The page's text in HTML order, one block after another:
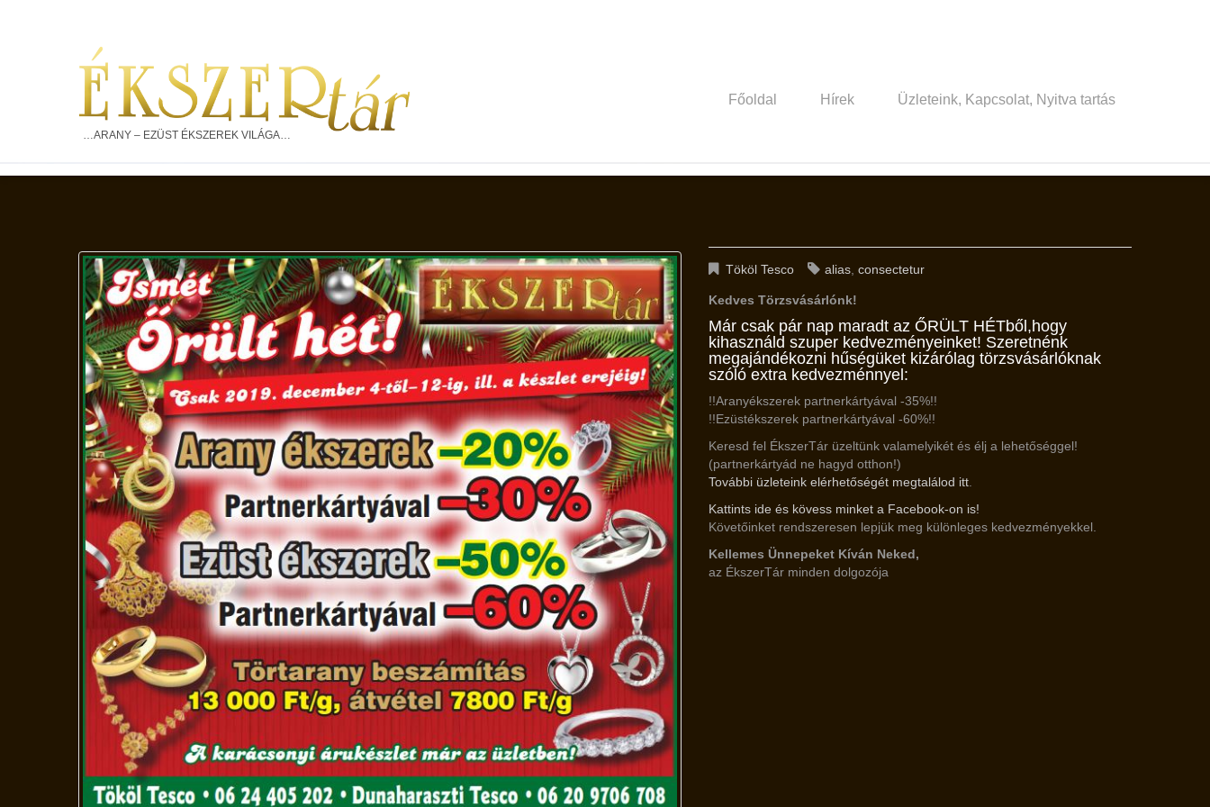
…ARANY – EZÜST ÉKSZEREK VILÁGA…
Főoldal Hírek Üzleteink, Kapcsolat, Nyitva tartás
Tököl Tesco alias, consectetur
Kedves Törzsvásárlónk!
Már csak pár nap maradt az ŐRÜLT HÉTből,hogy
kihasználd szuper kedvezményeinket! Szeretnénk
megajándékozni hűségüket kizárólag törzsvásárlóknak
szóló extra kedvezménnyel:
!!Aranyékszerek partnerkártyával -35%!!
!!Ezüstékszerek partnerkártyával -60%!!
Keresd fel ÉkszerTár üzeltünk valamelyikét és élj a lehetőséggel!
(partnerkártyád ne hagyd otthon!)
További üzleteink elérhetőségét megtalálod itt.
Kattints ide és kövess minket a Facebook-on is!
Követőinket rendszeresen lepjük meg különleges kedvezményekkel.
Kellemes Ünnepeket Kíván Neked,
az ÉkszerTár minden dolgozója